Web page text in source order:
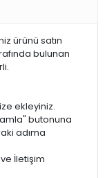
ürünü satın
bulunan
ekleyiniz.
butonuna
adıma
İletişim